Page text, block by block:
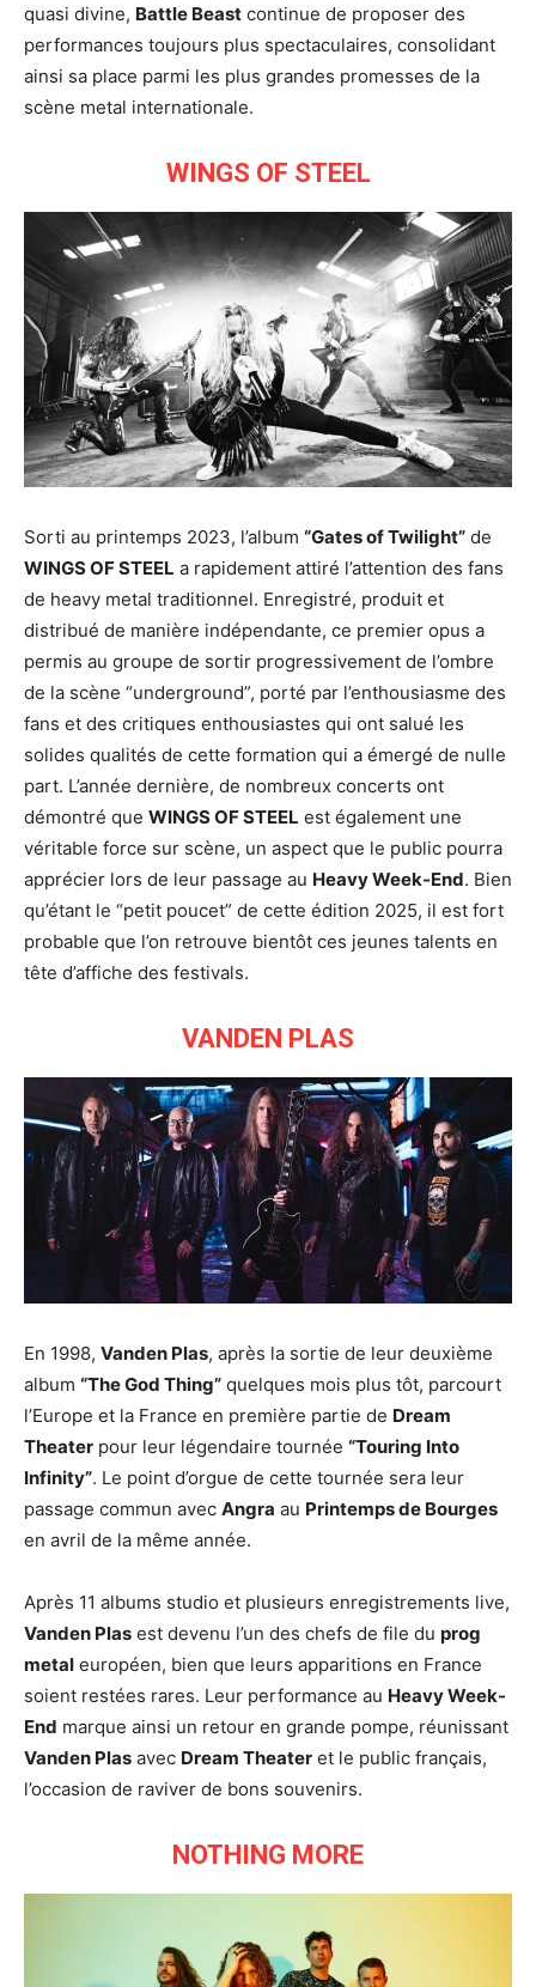
quasi divine, Battle Beast continue de proposer des
performances toujours plus spectaculaires, consolidant
ainsi sa place parmi les plus grandes promesses de la
scène metal internationale.
WINGS OF STEEL
Sorti au printemps 2023, l’album “Gates of Twilight” de
WINGS OF STEEL a rapidement attiré l’attention des fans
de heavy metal traditionnel. Enregistré, produit et
distribué de manière indépendante, ce premier opus a
permis au groupe de sortir progressivement de l’ombre
de la scène “underground”, porté par l’enthousiasme des
fans et des critiques enthousiastes qui ont salué les
solides qualités de cette formation qui a émergé de nulle
part. L’année dernière, de nombreux concerts ont
démontré que WINGS OF STEEL est également une
véritable force sur scène, un aspect que le public pourra
apprécier lors de leur passage au Heavy Week-End. Bien
qu’étant le “petit poucet” de cette édition 2025, il est fort
probable que l’on retrouve bientôt ces jeunes talents en
tête d’affiche des festivals.
VANDEN PLAS
En 1998, Vanden Plas, après la sortie de leur deuxième
album “The God Thing” quelques mois plus tôt, parcourt
l’Europe et la France en première partie de Dream
Theater pour leur légendaire tournée “Touring Into
Infinity”. Le point d’orgue de cette tournée sera leur
passage commun avec Angra au Printemps de Bourges
en avril de la même année.
Après 11 albums studio et plusieurs enregistrements live,
Vanden Plas est devenu l’un des chefs de file du prog
metal européen, bien que leurs apparitions en France
soient restées rares. Leur performance au Heavy Week-
End marque ainsi un retour en grande pompe, réunissant
Vanden Plas avec Dream Theater et le public français,
l’occasion de raviver de bons souvenirs.
NOTHING MORE